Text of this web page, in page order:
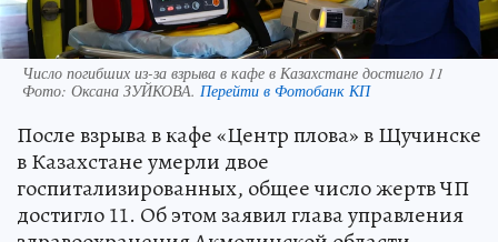
Число погибших из-за взрыва в кафе в Казахстане достигло 11
Фото: Оксана ЗУЙКОВА. Перейти в Фотобанк КП
После взрыва в кафе «Центр плова» в Щучинске
в Казахстане умерли двое
госпитализированных, общее число жертв ЧП
достигло 11. Об этом заявил глава управления